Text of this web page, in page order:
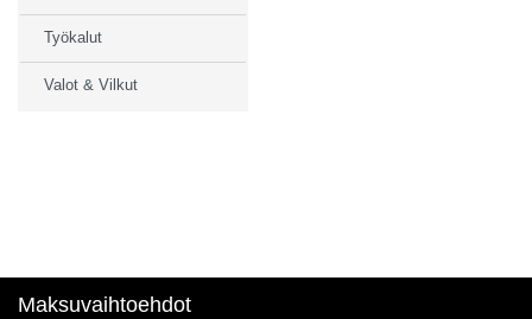
Työkalut
Valot & Vilkut
Maksuvaihtoehdot